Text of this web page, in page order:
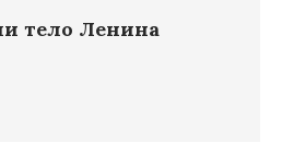
тело Ленина